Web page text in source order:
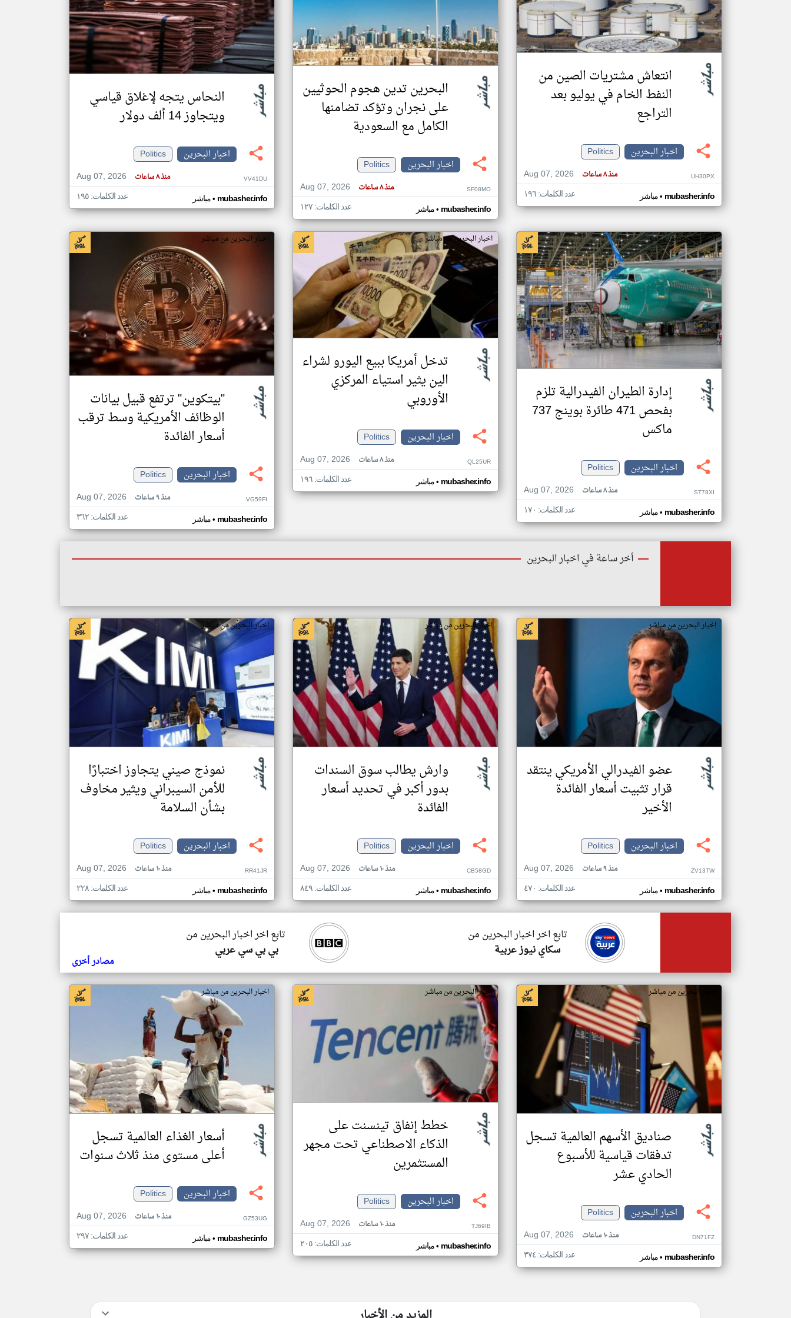
تغيير الدولة
مصادر الأخبار من البحرين
اخبار البحرين على مدار الساعة
أهم اخبار البحرين العاجلة والمباشرة
انتعاش مشتريات الصين من
النفط الخام في يوليو بعد
التراجع
اخبار البحرين
Politics
Aug 07, 2026
منذ ٨ ساعات UH30PX
مباشر• mubasher.info عدد الكلمات: ١٩٦
البحرين تدين هجوم الحوثيين
على نجران وتؤكد تضامنها
الكامل مع السعودية
اخبار البحرين
Politics
Aug 07, 2026
منذ ٨ ساعات SF08MO
مباشر• mubasher.info عدد الكلمات: ١٢٧
النحاس يتجه لإغلاق قياسي
ويتجاوز 14 ألف دولار
اخبار البحرين
Politics
Aug 07, 2026
منذ ٨ ساعات VV41DU
مباشر• mubasher.info عدد الكلمات: ١٩٥
اخبار البحرين من مباشر
إدارة الطيران الفيدرالية تلزم
بفحص 471 طائرة بوينج 737
ماكس
اخبار البحرين
Politics
Aug 07, 2026
منذ ٨ ساعات ST78XI
مباشر• mubasher.info عدد الكلمات: ١٧٠
اخبار البحرين من مباشر
تدخل أمريكا ببيع اليورو لشراء
الين يثير استياء المركزي
الأوروبي
اخبار البحرين
Politics
Aug 07, 2026
منذ ٨ ساعات QL25UR
مباشر• mubasher.info عدد الكلمات: ١٩٦
اخبار البحرين من مباشر
"بيتكوين" ترتفع قبيل بيانات
الوظائف الأمريكية وسط ترقب
أسعار الفائدة
اخبار البحرين
Politics
Aug 07, 2026
منذ ٩ ساعات VG59FI
مباشر• mubasher.info عدد الكلمات: ٣٦٢
أخر ساعة في اخبار البحرين
اخبار البحرين من مباشر
عضو الفيدرالي الأمريكي ينتقد
قرار تثبيت أسعار الفائدة
الأخير
اخبار البحرين
Politics
Aug 07, 2026
منذ ٩ ساعات ZV13TW
مباشر• mubasher.info عدد الكلمات: ٤٧٠
اخبار البحرين من مباشر
وارش يطالب سوق السندات
بدور أكبر في تحديد أسعار
الفائدة
اخبار البحرين
Politics
Aug 07, 2026
منذ ١٠ ساعات CB58GD
مباشر• mubasher.info عدد الكلمات: ٨٤٩
اخبار البحرين من مباشر
نموذج صيني يتجاوز اختبارًا
للأمن السيبراني ويثير مخاوف
بشأن السلامة
اخبار البحرين
Politics
Aug 07, 2026
منذ ١٠ ساعات RR41JR
مباشر• mubasher.info عدد الكلمات: ٢٢٨
تابع اخر اخبار البحرين من
بي بي سي عربي
تابع اخر اخبار البحرين من
سكاي نيوز عربية
مصادر أخرى
اخبار البحرين من مباشر
صناديق الأسهم العالمية تسجل
تدفقات قياسية للأسبوع
الحادي عشر
اخبار البحرين
Politics
Aug 07, 2026
منذ ١٠ ساعات DN71FZ
مباشر• mubasher.info عدد الكلمات: ٣٧٤
اخبار البحرين من مباشر
خطط إنفاق تينسنت على
الذكاء الاصطناعي تحت مجهر
المستثمرين
اخبار البحرين
Politics
Aug 07, 2026
منذ ١٠ ساعات TJ69IB
مباشر• mubasher.info عدد الكلمات: ٢٠٥
اخبار البحرين من مباشر
أسعار الغذاء العالمية تسجل
أعلى مستوى منذ ثلاث سنوات
اخبار البحرين
Politics
Aug 07, 2026
منذ ١٠ ساعات GZ53UG
مباشر• mubasher.info عدد الكلمات: ٢٩٧
klyoum.com